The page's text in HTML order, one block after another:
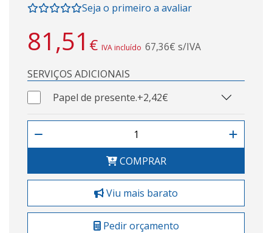
Seja o primeiro a avaliar
81,51 € IVA incluído 67,36€ s/IVA
SERVIÇOS ADICIONAIS
Papel de presente.+2,42€
COMPRAR
Viu mais barato
Pedir orçamento